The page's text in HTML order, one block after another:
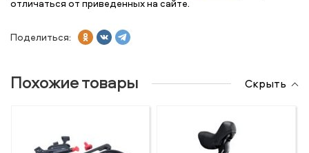
отличаться от приведенных на сайте.
Поделиться:
Похожие товары Скрыть